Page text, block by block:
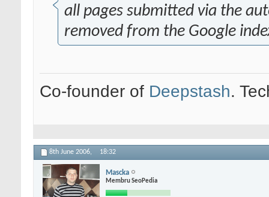
all pages submitted via the
removed from the Google
Co-founder of Deepstash.
8th June 2006, 18:32
Mascka
Membru SeoPedia